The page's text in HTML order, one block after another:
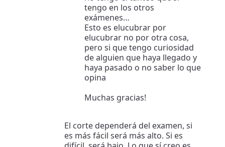
tengo en los otros
exámenes…
Esto es elucubrar por
elucubrar no por otra cosa,
pero si que tengo curiosidad
de alguien que haya llegado y
haya pasado o no saber lo que
opina
Muchas gracias!
El corte dependerá del examen, si
es más fácil será más alto. Si es